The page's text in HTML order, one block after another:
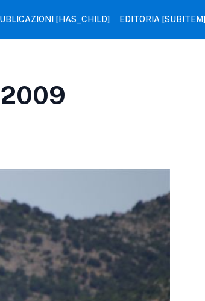
[HAS_CHILD] EDITORIA [SUBITEM]